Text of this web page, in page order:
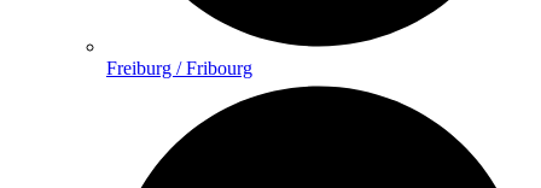
Freiburg / Fribourg